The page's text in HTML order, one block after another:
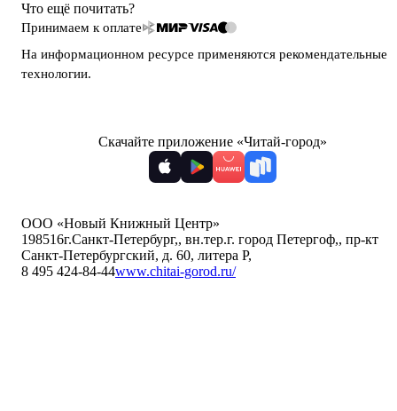
Что ещё почитать?
Принимаем к оплате
На информационном ресурсе применяются рекомендательные
технологии.
Скачайте приложение «Читай-город»
ООО «Новый Книжный Центр»
198516г.Санкт-Петербург,, вн.тер.г. город Петергоф,, пр-кт
Санкт-Петербургский, д. 60, литера Р,
8 495 424-84-44www.chitai-gorod.ru/